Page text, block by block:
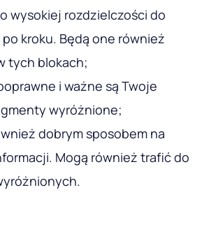
wysokiej rozdzielczości do
kroku. Będą one również
tych blokach;
i ważne są Twoje
wyróżnione;
dobrym sposobem na
Mogą również trafić do